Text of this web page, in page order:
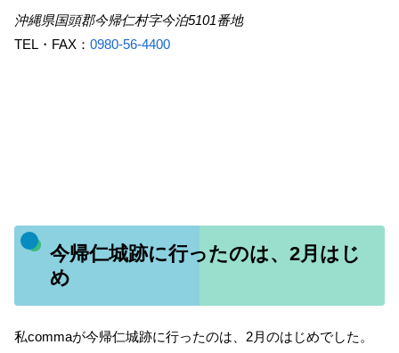
沖縄県国頭郡今帰仁村字今泊5101番地
TEL・FAX： 0980-56-4400
今帰仁城跡に行ったのは、2月はじ
め
私commaが今帰仁城跡に行ったのは、2月のはじめでした。